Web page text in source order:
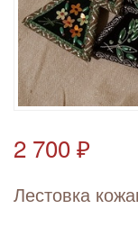
2 700 ₽
Лестовка